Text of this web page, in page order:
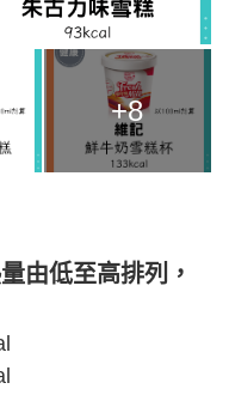
+8
由低至高排列，